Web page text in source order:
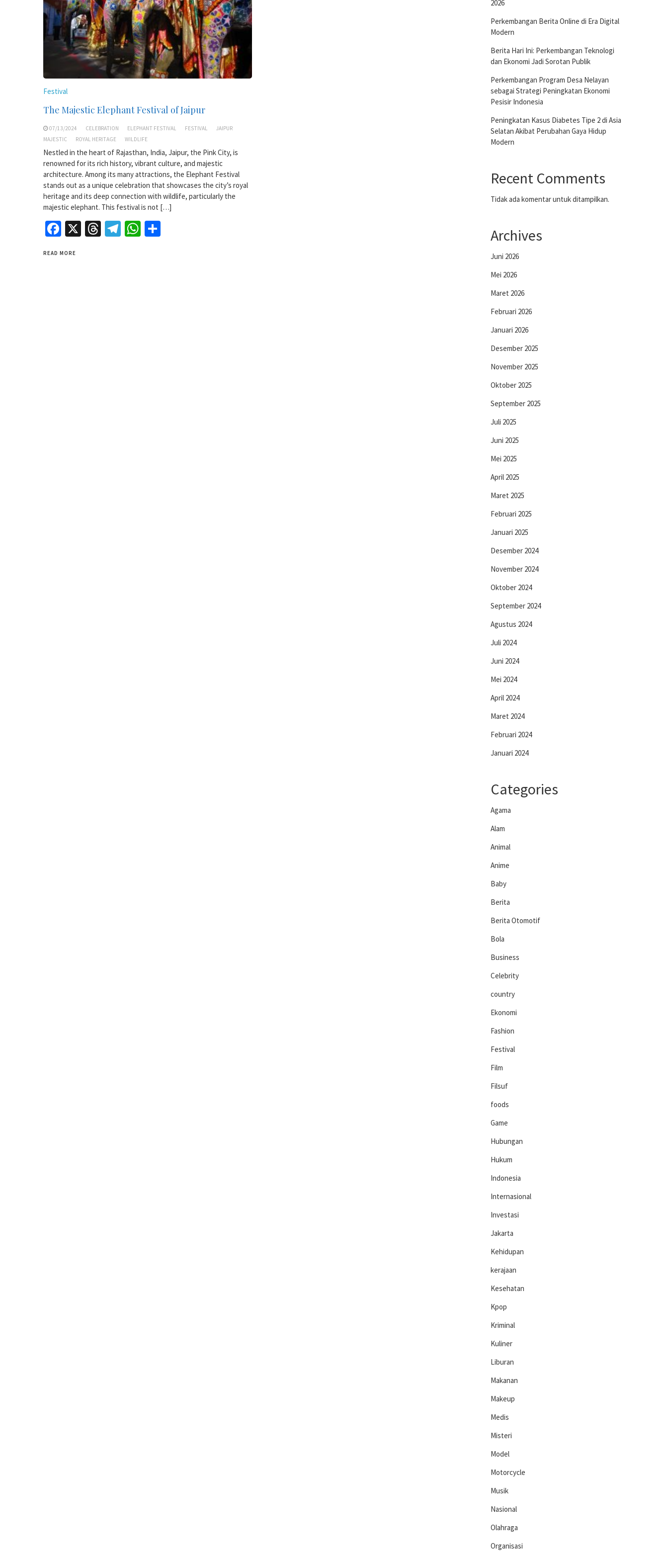
Festival
The Majestic Elephant Festival of Jaipur
07/13/2024 CELEBRATION ELEPHANT FESTIVAL FESTIVAL
JAIPUR
MAJESTIC
ROYAL HERITAGE WILDLIFE
Nestled in the heart of Rajasthan, India, Jaipur, the Pink City, is
renowned for its rich history, vibrant culture, and majestic
architecture. Among its many attractions, the Elephant Festival
stands out as a unique celebration that showcases the city’s royal
heritage and its deep connection with wildlife, particularly the
majestic elephant. This festival is not […]
Facebook
X Threads
Telegram
WhatsApp
READ MORE
2026
Perkembangan Berita Online di Era Digital
Modern
Berita Hari Ini: Perkembangan Teknologi
dan Ekonomi Jadi Sorotan Publik
Perkembangan Program Desa Nelayan
sebagai Strategi Peningkatan Ekonomi
Pesisir Indonesia
Peningkatan Kasus Diabetes Tipe 2 di Asia
Selatan Akibat Perubahan Gaya Hidup
Modern
Recent Comments
Tidak ada komentar untuk ditampilkan.
Archives
Juni 2026
Mei 2026
Maret 2026
Februari 2026
Januari 2026
Desember 2025
November 2025
Oktober 2025
September 2025
Juli 2025
Juni 2025
Mei 2025
April 2025
Maret 2025
Februari 2025
Januari 2025
Desember 2024
November 2024
Oktober 2024
September 2024
Agustus 2024
Juli 2024
Juni 2024
Mei 2024
April 2024
Maret 2024
Februari 2024
Januari 2024
Categories
Agama
Alam
Animal
Anime
Baby
Berita
Berita Otomotif
Bola
Business
Celebrity
country
Ekonomi
Fashion
Festival
Film
Filsuf
foods
Game
Hubungan
Hukum
Indonesia
Internasional
Investasi
Jakarta
Kehidupan
kerajaan
Kesehatan
Kpop
Kriminal
Kuliner
Liburan
Makanan
Makeup
Medis
Misteri
Model
Motorcycle
Musik
Nasional
Olahraga
Organisasi